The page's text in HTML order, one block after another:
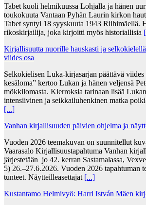
Tabet kuoli helmikuussa Lohjalla ja hänen
toukokuuta Vantaan Pyhän Laurin kirkon
Tabet syntyi 18 syyskuuta 1943 Riihimäellä.
rikoskirjailija, joka kirjoitti myös historiallisia
Kirjallisuutta nuorille hauskasti ja
viides osa
Selkokielisen Luka-kirjasarjan päättävä viides
kesäloma” kertoo Lukan ja hänen veljensä
mökkilomasta. Kierroksia tarinaan lisää
intensiivinen ja seikkailuhenkinen matka
[...]
Vanhan kirjallisuuden päivien ohjelma ja
Vuoden 2026 teemakuvan on suunnitellut
Vaarasalo Kirjallisuustapahtuma Vanhan
järjestetään jo 42. kerran Sastamalassa,
5) 26.–27.6.2026. Vuoden 2026 tapahtuman
tunteet. Näytteilleasettajat [...]
Kustantamo Helmivyö: Harri István Mäen